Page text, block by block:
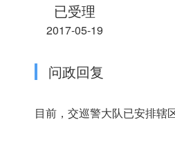
已受理
2017-05-19
问政回复
目前，交巡警大队已安排辖